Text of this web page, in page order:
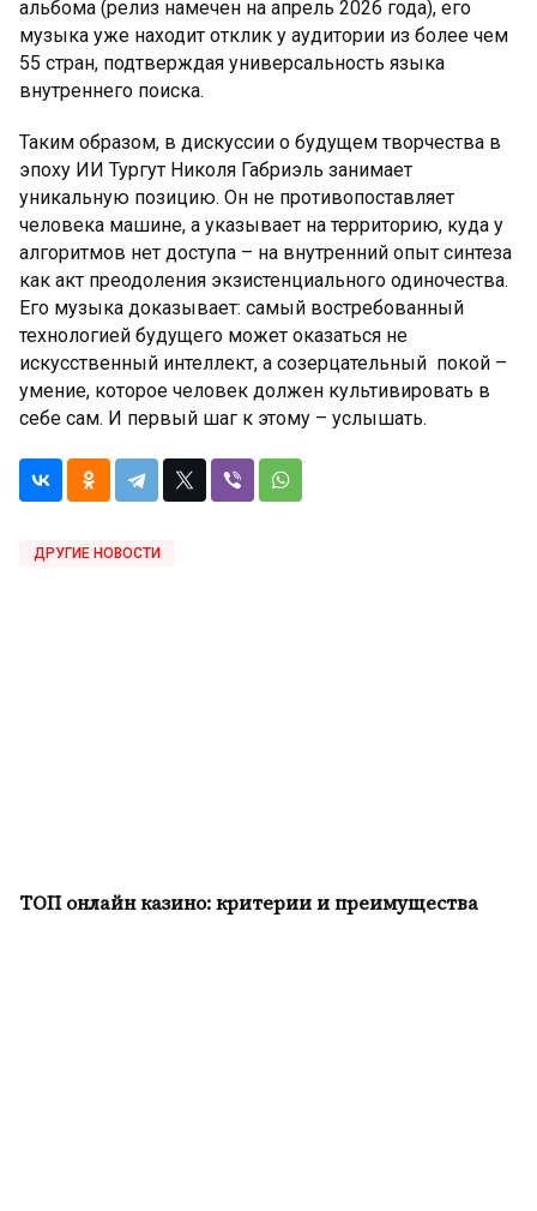
альбома (релиз намечен на апрель 2026 года), его
музыка уже находит отклик у аудитории из более чем
55 стран, подтверждая универсальность языка
внутреннего поиска.
Таким образом, в дискуссии о будущем творчества в
эпоху ИИ Тургут Николя Габриэль занимает
уникальную позицию. Он не противопоставляет
человека машине, а указывает на территорию, куда у
алгоритмов нет доступа – на внутренний опыт синтеза
как акт преодоления экзистенциального одиночества.
Его музыка доказывает: самый востребованный
технологией будущего может оказаться не
искусственный интеллект, а созерцательный покой –
умение, которое человек должен культивировать в
себе сам. И первый шаг к этому – услышать.
ДРУГИЕ НОВОСТИ
ТОП онлайн казино: критерии и преимущества